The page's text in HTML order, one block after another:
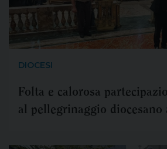
DIOCESI
Folta e calorosa
al pellegrinaggio diocesano